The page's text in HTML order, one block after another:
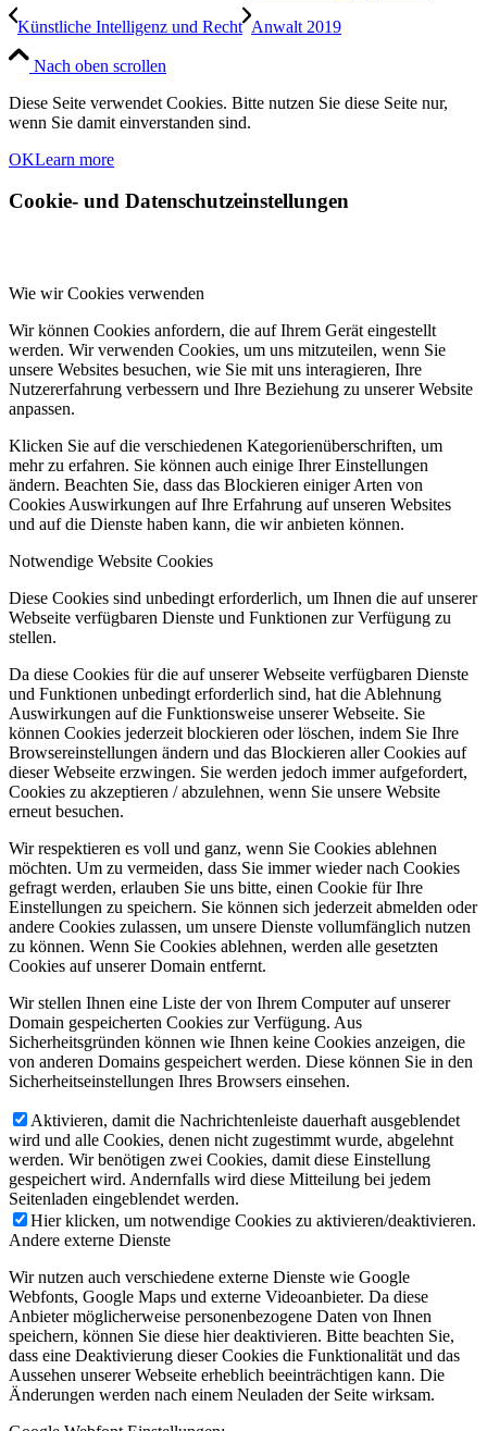
Künstliche Intelligenz und Recht Anwalt 2019
Nach oben scrollen
Diese Seite verwendet Cookies. Bitte nutzen Sie diese Seite nur,
wenn Sie damit einverstanden sind.
OKLearn more
Cookie- und Datenschutzeinstellungen
Wie wir Cookies verwenden
Wir können Cookies anfordern, die auf Ihrem Gerät eingestellt
werden. Wir verwenden Cookies, um uns mitzuteilen, wenn Sie
unsere Websites besuchen, wie Sie mit uns interagieren, Ihre
Nutzererfahrung verbessern und Ihre Beziehung zu unserer Website
anpassen.
Klicken Sie auf die verschiedenen Kategorienüberschriften, um
mehr zu erfahren. Sie können auch einige Ihrer Einstellungen
ändern. Beachten Sie, dass das Blockieren einiger Arten von
Cookies Auswirkungen auf Ihre Erfahrung auf unseren Websites
und auf die Dienste haben kann, die wir anbieten können.
Notwendige Website Cookies
Diese Cookies sind unbedingt erforderlich, um Ihnen die auf unserer
Webseite verfügbaren Dienste und Funktionen zur Verfügung zu
stellen.
Da diese Cookies für die auf unserer Webseite verfügbaren Dienste
und Funktionen unbedingt erforderlich sind, hat die Ablehnung
Auswirkungen auf die Funktionsweise unserer Webseite. Sie
können Cookies jederzeit blockieren oder löschen, indem Sie Ihre
Browsereinstellungen ändern und das Blockieren aller Cookies auf
dieser Webseite erzwingen. Sie werden jedoch immer aufgefordert,
Cookies zu akzeptieren / abzulehnen, wenn Sie unsere Website
erneut besuchen.
Wir respektieren es voll und ganz, wenn Sie Cookies ablehnen
möchten. Um zu vermeiden, dass Sie immer wieder nach Cookies
gefragt werden, erlauben Sie uns bitte, einen Cookie für Ihre
Einstellungen zu speichern. Sie können sich jederzeit abmelden oder
andere Cookies zulassen, um unsere Dienste vollumfänglich nutzen
zu können. Wenn Sie Cookies ablehnen, werden alle gesetzten
Cookies auf unserer Domain entfernt.
Wir stellen Ihnen eine Liste der von Ihrem Computer auf unserer
Domain gespeicherten Cookies zur Verfügung. Aus
Sicherheitsgründen können wie Ihnen keine Cookies anzeigen, die
von anderen Domains gespeichert werden. Diese können Sie in den
Sicherheitseinstellungen Ihres Browsers einsehen.
Aktivieren, damit die Nachrichtenleiste dauerhaft ausgeblendet
wird und alle Cookies, denen nicht zugestimmt wurde, abgelehnt
werden. Wir benötigen zwei Cookies, damit diese Einstellung
gespeichert wird. Andernfalls wird diese Mitteilung bei jedem
Seitenladen eingeblendet werden.
Hier klicken, um notwendige Cookies zu aktivieren/deaktivieren.
Andere externe Dienste
Wir nutzen auch verschiedene externe Dienste wie Google
Webfonts, Google Maps und externe Videoanbieter. Da diese
Anbieter möglicherweise personenbezogene Daten von Ihnen
speichern, können Sie diese hier deaktivieren. Bitte beachten Sie,
dass eine Deaktivierung dieser Cookies die Funktionalität und das
Aussehen unserer Webseite erheblich beeinträchtigen kann. Die
Änderungen werden nach einem Neuladen der Seite wirksam.